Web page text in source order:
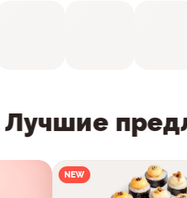
Лучшие
NEW